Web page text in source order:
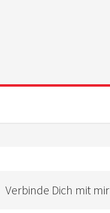
Verbinde Dich mit mir